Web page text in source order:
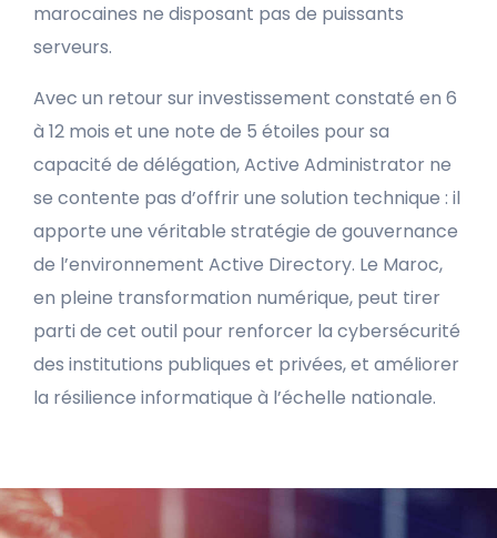
marocaines ne disposant pas de puissants
serveurs.
Avec un retour sur investissement constaté en 6
à 12 mois et une note de 5 étoiles pour sa
capacité de délégation, Active Administrator ne
se contente pas d’offrir une solution technique : il
apporte une véritable stratégie de gouvernance
de l’environnement Active Directory. Le Maroc,
en pleine transformation numérique, peut tirer
parti de cet outil pour renforcer la cybersécurité
des institutions publiques et privées, et améliorer
la résilience informatique à l’échelle nationale.